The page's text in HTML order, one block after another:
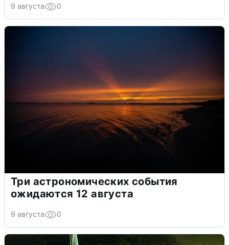
9 августа 0
Три астрономических события
ожидаются 12 августа
9 августа 0